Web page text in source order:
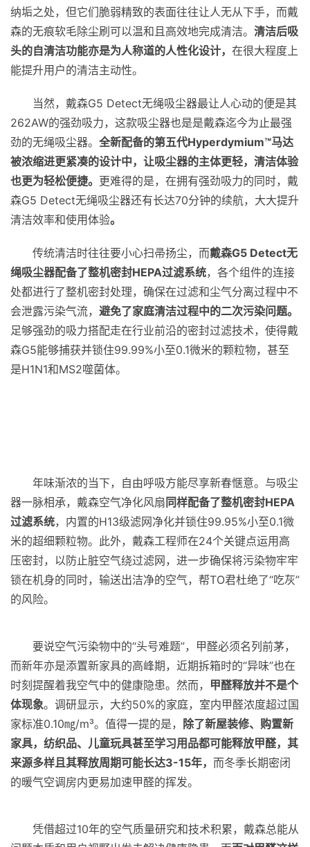
纳垢之处，但它们脆弱精致的表面往往让人无从下手，而戴
森的无痕软毛除尘刷可以温和且高效地完成清洁。 清洁后吸
头的自清洁功能亦是为人称道的人性化设计， 在很大程度上
能提升用户的清洁主动性。
当然，戴森G5 Detect无绳吸尘器最让人心动的便是其
262AW的强劲吸力，这款吸尘器也是是戴森迄今为止最强
劲的无绳吸尘器。 全新配备的第五代Hyperdymium™马达
被浓缩进更紧凑的设计中，让吸尘器的主体更轻，清洁体验
也更为轻松便捷。 更难得的是，在拥有强劲吸力的同时，戴
森G5 Detect无绳吸尘器还有长达70分钟的续航，大大提升
清洁效率和使用体验。
传统清洁时往往要小心扫帚扬尘，而戴森G5 Detect无
绳吸尘器配备了整机密封HEPA过滤系统，各个组件的连接
处都进行了整机密封处理，确保在过滤和尘气分离过程中不
会泄露污染气流， 避免了家庭清洁过程中的二次污染问题。
足够强劲的吸力搭配走在行业前沿的密封过滤技术，使得戴
森G5能够捕获并锁住99.99%小至0.1微米的颗粒物，甚至
是H1N1和MS2噬菌体。
年味渐浓的当下，自由呼吸方能尽享新春惬意。与吸尘
器一脉相承，戴森空气净化风扇 同样配备了整机密封HEPA
过滤系统，内置的H13级滤网净化并锁住99.95%小至0.1微
米的超细颗粒物。此外，戴森工程师在24个关键点运用高
压密封，以防止脏空气绕过滤网，进一步确保将污染物牢牢
锁在机身的同时，输送出洁净的空气，帮TO君杜绝了“吃灰”
的风险。
要说空气污染物中的“头号难题”，甲醛必须名列前茅，
而新年亦是添置新家具的高峰期，近期拆箱时的“异味”也在
时刻提醒着我空气中的健康隐患。然而， 甲醛释放并不是个
体现象。调研显示，大约50%的家庭，室内甲醛浓度超过国
家标准0.10㎎/m³。值得一提的是，
除了新屋装修、购置新
家具，纺织品、儿童玩具甚至学习用品都可能释放甲醛，其
来源多样且其释放周期可能长达3-15年， 而冬季长期密闭
的暖气空调房内更易加速甲醛的挥发。
凭借超过10年的空气质量研究和技术积累，戴森总能从